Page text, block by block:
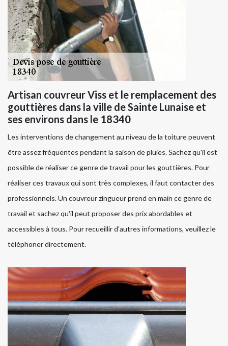
Artisan couvreur Viss et le remplacement des
gouttières dans la ville de Sainte Lunaise et
ses environs dans le 18340
Les interventions de changement au niveau de la toiture peuvent
être assez fréquentes pendant la saison de pluies. Sachez qu'il est
possible de réaliser ce genre de travail pour les gouttières. Pour
réaliser ces travaux qui sont très complexes, il faut contacter des
professionnels. Un couvreur zingueur prend en main ce genre de
travail et sachez qu'il peut proposer des prix abordables et
accessibles à tous. Pour recueillir d'autres informations, veuillez le
téléphoner directement.